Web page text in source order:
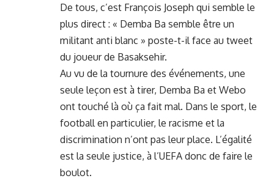
De tous, c’est François Joseph qui semble le
plus direct : « Demba Ba semble être un
militant anti blanc » poste-t-il face au tweet
du joueur de Basaksehir.
Au vu de la tournure des événements, une
seule leçon est à tirer, Demba Ba et Webo
ont touché là où ça fait mal. Dans le sport, le
football en particulier, le racisme et la
discrimination n’ont pas leur place. L’égalité
est la seule justice, à l’UEFA donc de faire le
boulot.